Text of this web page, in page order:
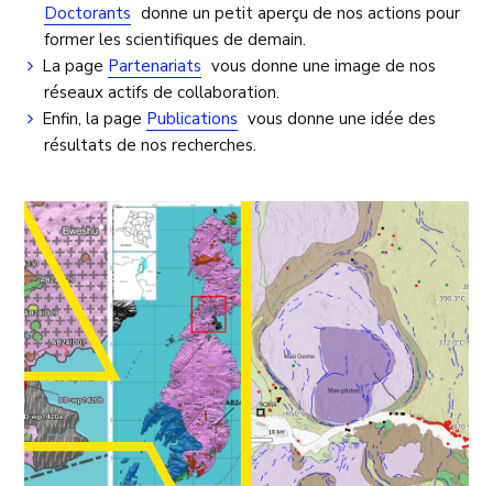
Doctorants donne un petit aperçu de nos actions pour
former les scientifiques de demain.
La page Partenariats vous donne une image de nos
réseaux actifs de collaboration.
Enfin, la page Publications vous donne une idée des
résultats de nos recherches.